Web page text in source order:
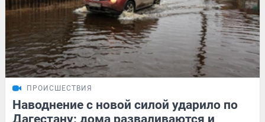
ПРОИСШЕСТВИЯ
Наводнение с новой силой ударило по
Дагестану: дома разваливаются и